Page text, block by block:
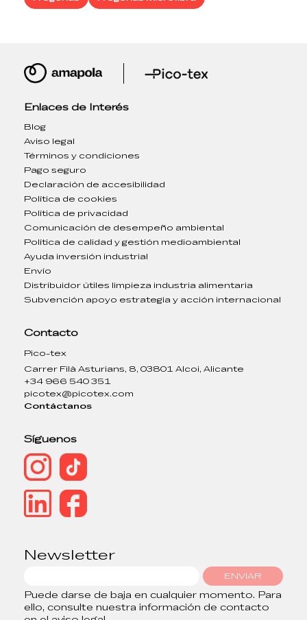
Enlaces de Interés
Blog
Aviso legal
Términos y condiciones
Pago seguro
Declaración de accesibilidad
Política de cookies
Política de privacidad
Comunicación de desempeño ambiental
Política de calidad y gestión medioambiental
Ayuda inversión industrial
Envío
Distribuidor útiles limpieza industria alimentaria
Subvención apoyo estrategia y acción internacional
Contacto
Pico-tex
Carrer Filà Asturians, 8, 03801 Alcoi, Alicante
+34 966 540 351
picotex@picotex.com
Contáctanos
Síguenos
Newsletter
ENVIAR
Puede darse de baja en cualquier momento. Para
ello, consulte nuestra información de contacto